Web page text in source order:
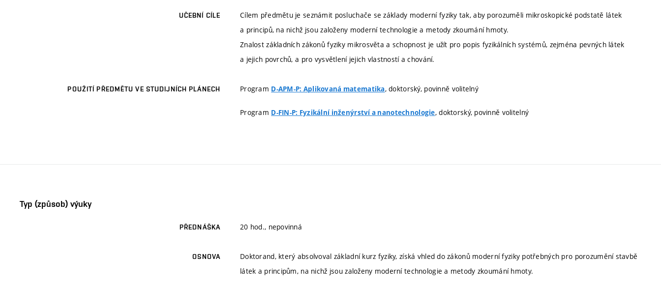
UČEBNÍ CÍLE
Cílem předmětu je seznámit posluchače se základy moderní fyziky tak, aby porozuměli mikroskopické podstatě látek
a principů, na nichž jsou založeny moderní technologie a metody zkoumání hmoty.
Znalost základních zákonů fyziky mikrosvěta a schopnost je užít pro popis fyzikálních systémů, zejména pevných látek
a jejich povrchů, a pro vysvětlení jejich vlastností a chování.
POUŽITÍ PŘEDMĚTU VE STUDIJNÍCH PLÁNECH Program D-APM-P: Aplikovaná matematika, doktorský, povinně volitelný
Program D-FIN-P: Fyzikální inženýrství a nanotechnologie, doktorský, povinně volitelný
Typ (způsob) výuky
PŘEDNÁŠKA 20 hod., nepovinná
OSNOVA
Doktorand, který absolvoval základní kurz fyziky, získá vhled do zákonů moderní fyziky potřebných pro porozumění stavbě
látek a principům, na nichž jsou založeny moderní technologie a metody zkoumání hmoty.